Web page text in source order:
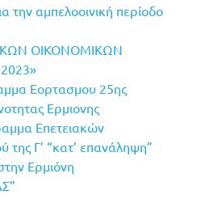
την αμπελοοινική περίοδο
ΟΙΚΟΝΟΜΙΚΩΝ
Εορτασμου 25ης
Ερμιονης
Επετειακών
Γ’ “κατ’ επανάληψη”
Ερμιόνη